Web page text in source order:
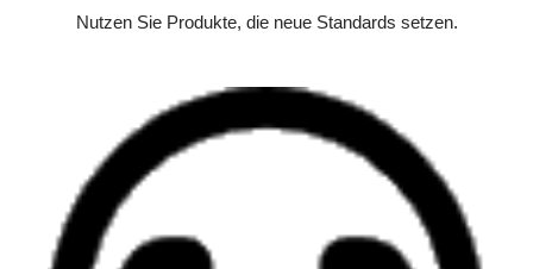
Nutzen Sie Produkte, die neue Standards setzen.